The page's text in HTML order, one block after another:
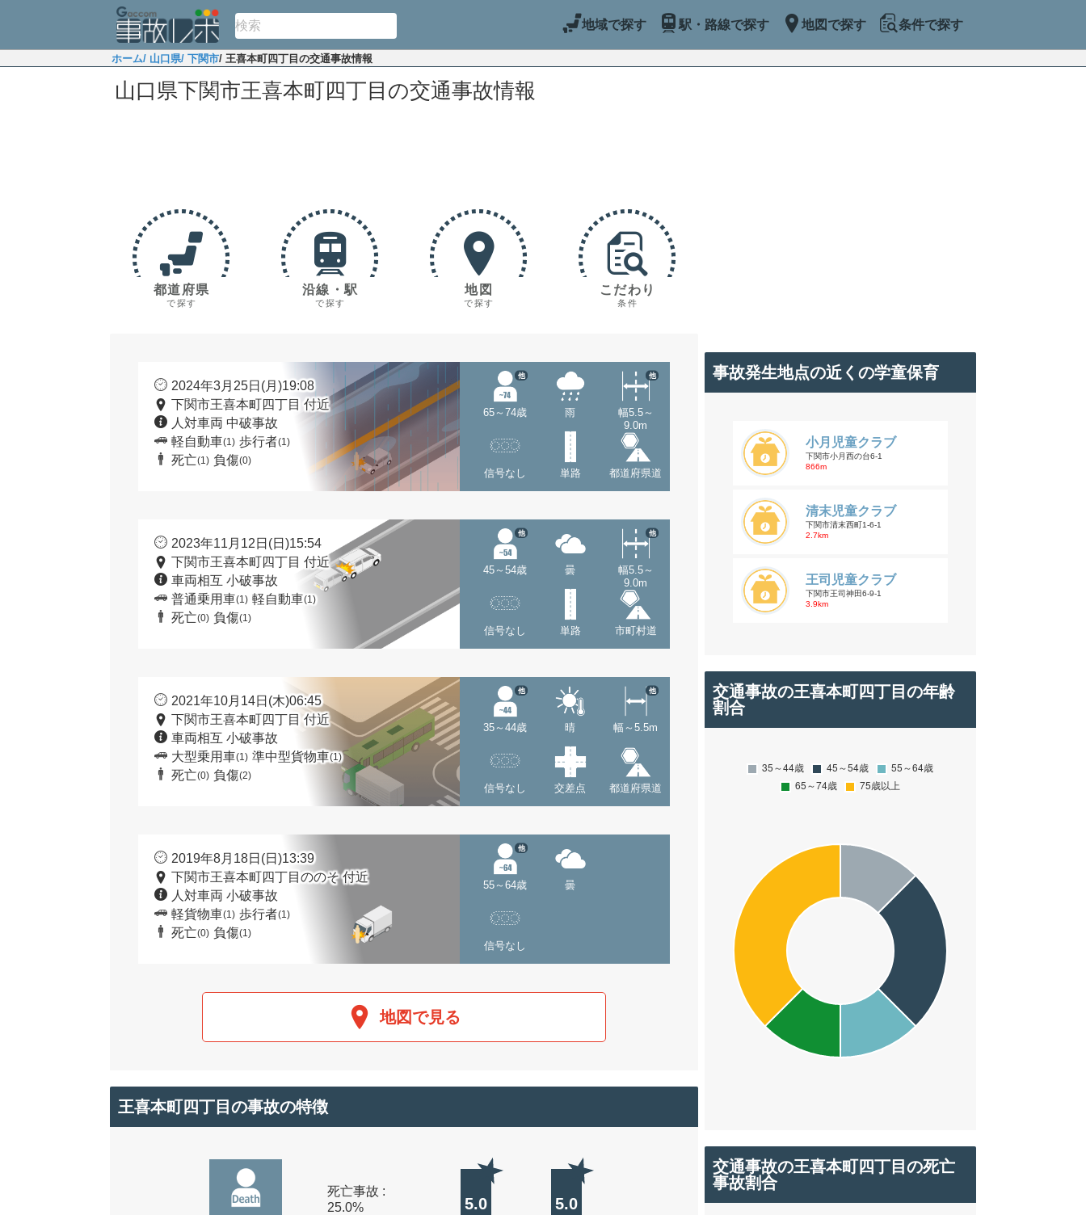
地域で探す 駅・路線で探す 地図で探す 条件で探す
ホーム/ 山口県/ 下関市/ 王喜本町四丁目の交通事故情報
山口県下関市王喜本町四丁目の交通事故情報
都道府県
で探す
沿線・駅
で探す
地図
で探す
こだわり
条件
2024年3月25日(月)19:08
下関市王喜本町四丁目 付近
人対車両 中破事故
軽自動車(1) 歩行者(1)
死亡(1) 負傷(0)
65～74歳
他
雨
幅5.5～
9.0m
他
信号なし 単路 都道府県道
2023年11月12日(日)15:54
下関市王喜本町四丁目 付近
車両相互 小破事故
普通乗用車(1) 軽自動車(1)
死亡(0) 負傷(1)
45～54歳
他
曇
幅5.5～
9.0m
他
信号なし 単路 市町村道
2021年10月14日(木)06:45
下関市王喜本町四丁目 付近
車両相互 小破事故
大型乗用車(1) 準中型貨物車(1)
死亡(0) 負傷(2)
35～44歳
他
晴 幅～5.5m
他
信号なし 交差点 都道府県道
2019年8月18日(日)13:39
下関市王喜本町四丁目ののそ 付近
人対車両 小破事故
軽貨物車(1) 歩行者(1)
死亡(0) 負傷(1)
55～64歳
他
曇
信号なし
地図で見る
王喜本町四丁目の事故の特徴
死亡事故 :
25.0%
5.0 5.0
事故発生地点の近くの学童保育
小月児童クラブ
下関市小月西の台6-1
866m
清末児童クラブ
下関市清末西町1-6-1
2.7km
王司児童クラブ
下関市王司神田6-9-1
3.9km
交通事故の王喜本町四丁目の年齢
割合
交通事故の王喜本町四丁目の死亡
事故割合